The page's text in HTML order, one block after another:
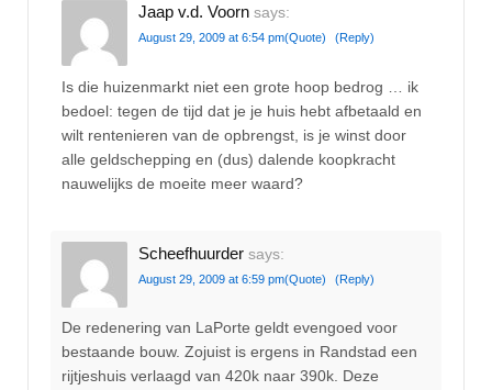
Jaap v.d. Voorn says:
August 29, 2009 at 6:54 pm(Quote) (Reply)
Is die huizenmarkt niet een grote hoop bedrog … ik
bedoel: tegen de tijd dat je je huis hebt afbetaald en
wilt rentenieren van de opbrengst, is je winst door
alle geldschepping en (dus) dalende koopkracht
nauwelijks de moeite meer waard?
Scheefhuurder says:
August 29, 2009 at 6:59 pm(Quote) (Reply)
De redenering van LaPorte geldt evengoed voor
bestaande bouw. Zojuist is ergens in Randstad een
rijtjeshuis verlaagd van 420k naar 390k. Deze